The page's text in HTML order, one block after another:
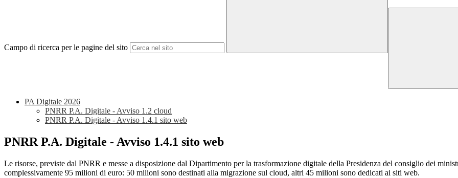
Campo di ricerca per le pagine del sito
PA Digitale 2026
PNRR P.A. Digitale - Avviso 1.2 cloud
PNRR P.A. Digitale - Avviso 1.4.1 sito web
PNRR P.A. Digitale - Avviso 1.4.1 sito web
Le risorse, previste dal PNRR e messe a disposizione dal Dipartimento per la trasformazione digitale della Presidenza del consiglio dei
complessivamente 95 milioni di euro: 50 milioni sono destinati alla migrazione sul cloud, altri 45 milioni sono dedicati ai siti web.